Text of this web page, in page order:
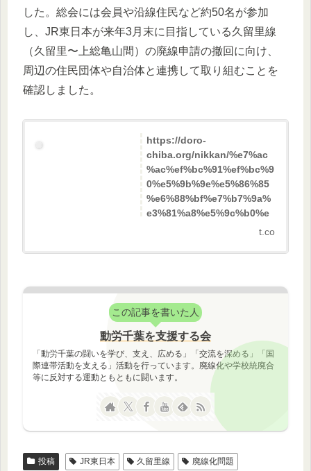
した。総会には会員や沿線住民など約50名が参加
し、JR東日本が来年3月末に目指している久留里線
（久留里〜上総亀山間）の廃線申請の撤回に向け、
周辺の住民団体や自治体と連携して取り組むことを
確認しました。
https://doro-
chiba.org/nikkan/%e7%ac
%ac%ef%bc%91%ef%bc%9
0%e5%9b%9e%e5%86%85
%e6%88%bf%e7%b7%9a%
e3%81%a8%e5%9c%b0%e
5%9f%9f%e3%82%92%e5%
c%9a%e5%ae%9a%e6%99
9a/
t.co
この記事を書いた人
動労千葉を支援する会
「動労千葉の闘いを学び、支え、広める」「交流を深める」「国
際連帯活動を支える」活動を行っています。廃線化や学校統廃合
等に反対する運動ともともに闘います。
投稿 JR東日本 久留里線 廃線化問題